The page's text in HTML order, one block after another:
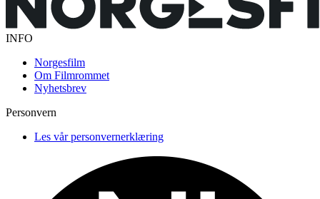
INFO
Norgesfilm
Om Filmrommet
Nyhetsbrev
Personvern
Les vår personvernerklæring